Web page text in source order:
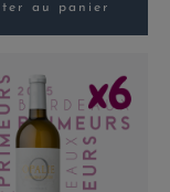
au panier